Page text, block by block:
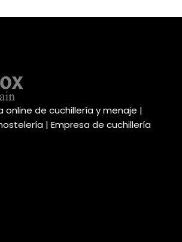
online de cuchillería y menaje |
| Empresa de cuchillería